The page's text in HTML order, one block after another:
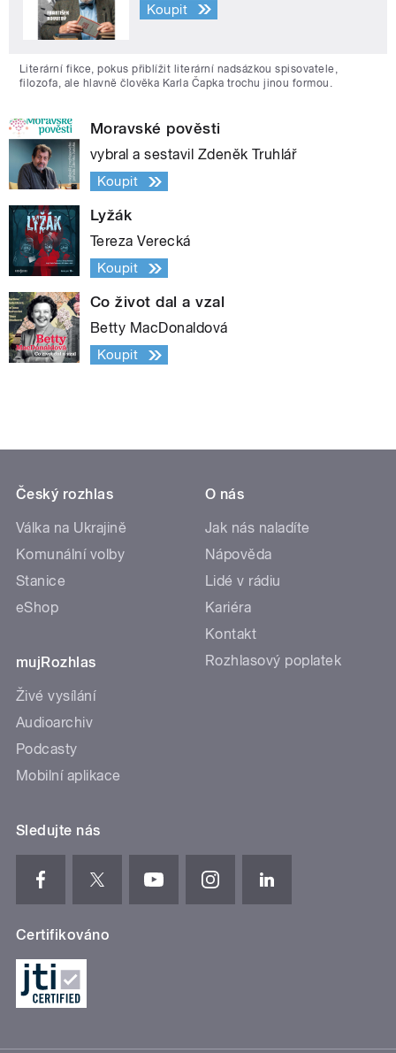
Koupit
Literární fikce, pokus přiblížit literární nadsázkou spisovatele,
filozofa, ale hlavně člověka Karla Čapka trochu jinou formou.
Moravské pověsti
vybral a sestavil Zdeněk Truhlář
Koupit
Lyžák
Tereza Verecká
Koupit
Co život dal a vzal
Betty MacDonaldová
Koupit
Český rozhlas
Válka na Ukrajině
Komunální volby
Stanice
eShop
mujRozhlas
Živé vysílání
Audioarchiv
Podcasty
Mobilní aplikace
O nás
Jak nás naladíte
Nápověda
Lidé v rádiu
Kariéra
Kontakt
Rozhlasový poplatek
Sledujte nás
Certifikováno